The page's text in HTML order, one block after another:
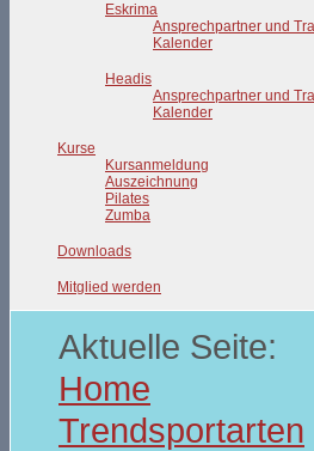
Eskrima
Ansprechpartner und
Kalender
Headis
Ansprechpartner und
Kalender
Kurse
Kursanmeldung
Auszeichnung
Pilates
Zumba
Downloads
Mitglied werden
Aktuelle Seite:
Home
Trendsportarten